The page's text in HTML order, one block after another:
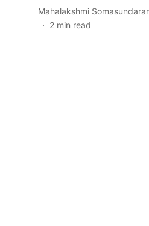
Mahalakshmi
2 min read